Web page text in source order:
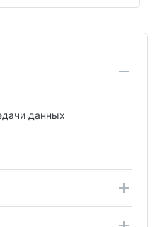
данных